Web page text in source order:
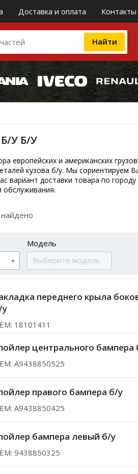
Доставка и оплата Контакты
У Б/У
европейских и американских
кузова б/у. Мы сориентируем
вариант доставки товара по
обслуживания.
Модель
переднего крыла
18101411
центрального бампера
A9438850525
правого бампера б/у
A9438850425
бампера левый б/у
9438850325